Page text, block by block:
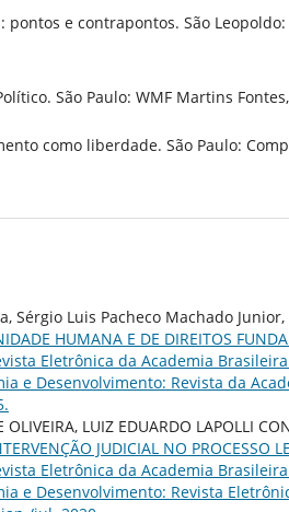
pontos e contrapontos. São
São Paulo: WMF Martins
como liberdade. São Paulo:
Sérgio Luis Pacheco Machado Junior,
HUMANA E DE DIREITOS
Eletrônica da Academia
e Desenvolvimento: Revista da
OLIVEIRA, LUIZ EDUARDO LAPOLLI
JUDICIAL NO PROCESSO
Eletrônica da Academia
e Desenvolvimento: Revista